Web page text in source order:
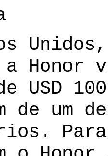
a Honor
USD
de um